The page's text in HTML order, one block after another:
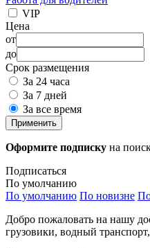
VIP
Цена
от
до
Срок размещения
За 24 часа
За 7 дней
За все время
Применить
Оформите подписку на
Подписаться
По умолчанию
По умолчанию По новизне
Добро пожаловать на нашу
грузовики, водный